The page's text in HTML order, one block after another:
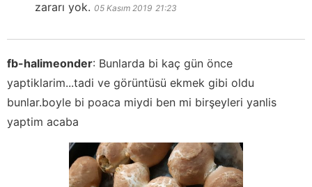
zararı yok. 05 Kasım 2019 21:23
fb-halimeonder: Bunlarda bi kaç gün önce
yaptiklarim...tadi ve görüntüsü ekmek gibi oldu
bunlar.boyle bi poaca miydi ben mi birşeyleri yanlis
yaptim acaba